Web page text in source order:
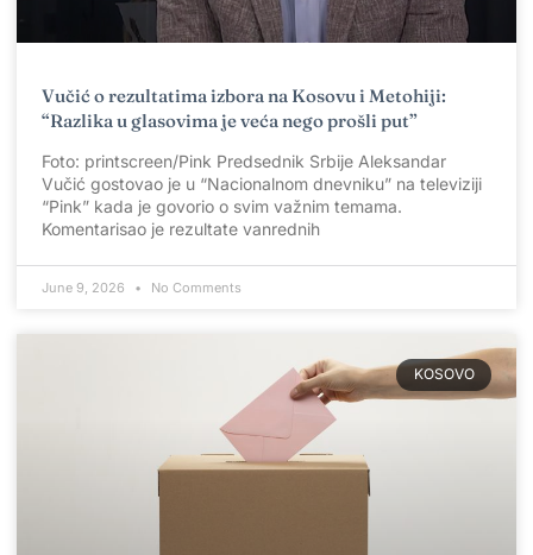
Vučić o rezultatima izbora na Kosovu i Metohiji:
“Razlika u glasovima je veća nego prošli put”
Foto: printscreen/Pink Predsednik Srbije Aleksandar
Vučić gostovao je u “Nacionalnom dnevniku” na televiziji
“Pink” kada je govorio o svim važnim temama.
Komentarisao je rezultate vanrednih
June 9, 2026 No Comments
KOSOVO